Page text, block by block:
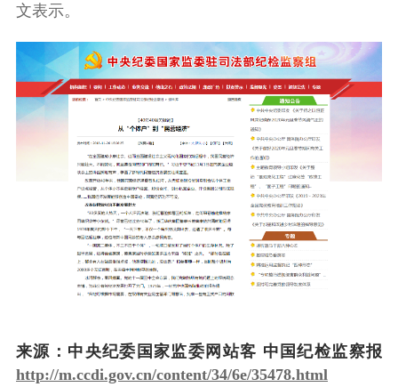
文表示。
来源：中央纪委国家监委网站客 中国纪检监察报
http://m.ccdi.gov.cn/content/34/6e/35478.html